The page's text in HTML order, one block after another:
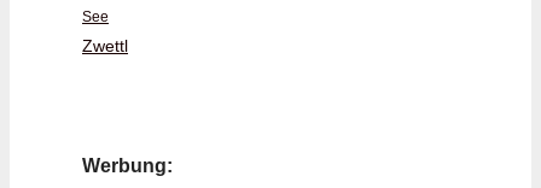
See
Zwettl
Werbung: